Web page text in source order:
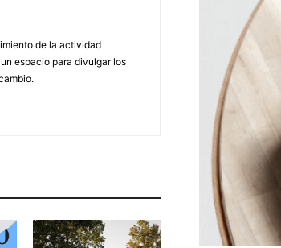
de la actividad
espacio para divulgar los